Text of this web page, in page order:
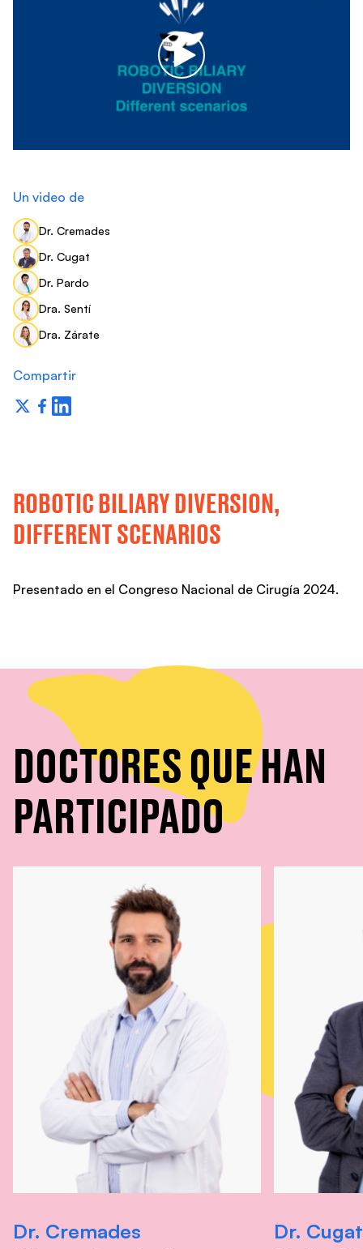
Un video de
Dr. Cremades
Dr. Cugat
Dr. Pardo
Dra. Sentí
Dra. Zárate
Compartir
ROBOTIC BILIARY DIVERSION,
DIFFERENT SCENARIOS
Presentado en el Congreso Nacional de Cirugía 2024.
DOCTORES QUE HAN
PARTICIPADO
Dr. Cremades Dr. Cugat